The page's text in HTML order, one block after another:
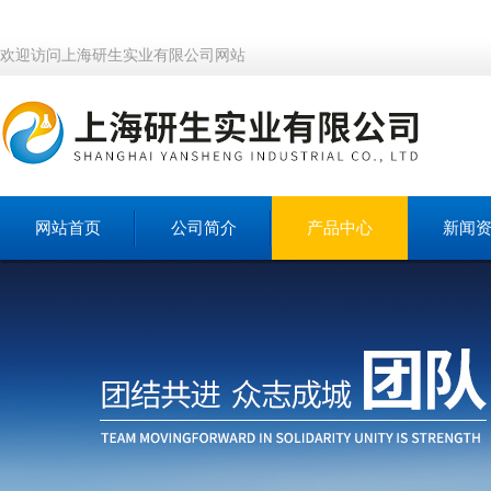
欢迎访问上海研生实业有限公司网站
网站首页 公司简介 产品中心 新闻